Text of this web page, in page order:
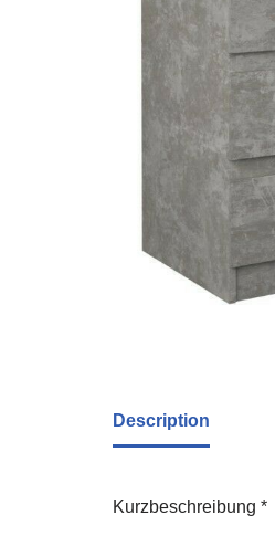
Description
Kurzbeschreibung *